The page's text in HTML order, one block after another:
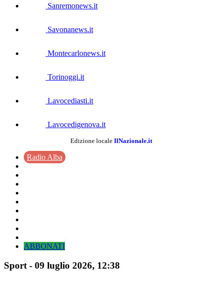
Sanremonews.it
Savonanews.it
Montecarlonews.it
Torinoggi.it
Lavocediasti.it
Lavocedigenova.it
Edizione locale IlNazionale.it
Radio Alba
ABBONATI
Sport - 09 luglio 2026, 12:38